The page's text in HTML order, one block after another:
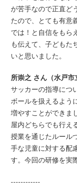
が苦手なので正直ど
たので、とても有意
では！と自信をもら
も伝えて、子どもた
いと思いました。
所崇之 さん（水戸市
サッカーの指導につ
ボールを扱えるよう
増やすことができま
屋内どちらでも行え
授業を通じたルール
手な児童に対する配
す。今回の研修を実
------------